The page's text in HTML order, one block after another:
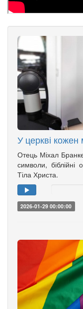
У церкві
Отець Міхал
символи, біблійні
Тіла Христа.
2026-01-29 00:00:00